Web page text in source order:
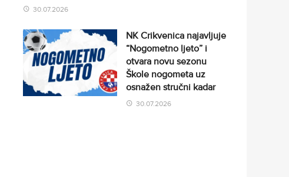
30.07.2026
NK Crikvenica najavljuje
“Nogometno ljeto” i
otvara novu sezonu
Škole nogometa uz
osnažen stručni kadar
30.07.2026